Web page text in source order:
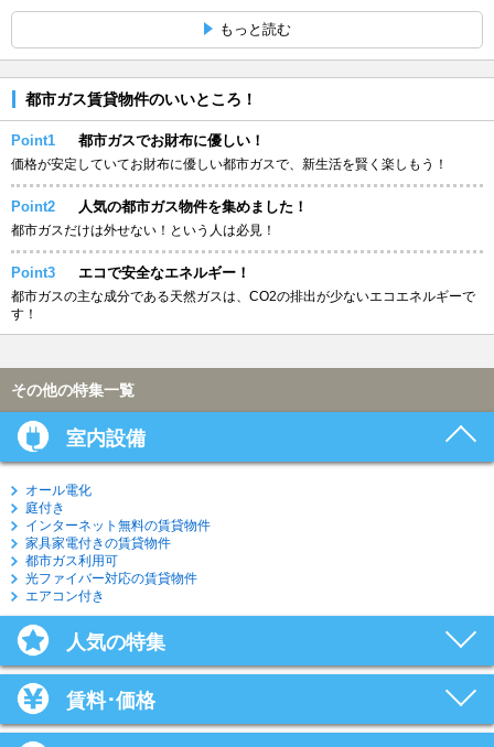
もっと読む
都市ガス賃貸物件のいいところ！
Point1 都市ガスでお財布に優しい！
価格が安定していてお財布に優しい都市ガスで、新生活を賢く楽しもう！
Point2 人気の都市ガス物件を集めました！
都市ガスだけは外せない！という人は必見！
Point3 エコで安全なエネルギー！
都市ガスの主な成分である天然ガスは、CO2の排出が少ないエコエネルギーで
す！
その他の特集一覧
室内設備
オール電化
庭付き
インターネット無料の賃貸物件
家具家電付きの賃貸物件
都市ガス利用可
光ファイバー対応の賃貸物件
エアコン付き
人気の特集
賃料･価格